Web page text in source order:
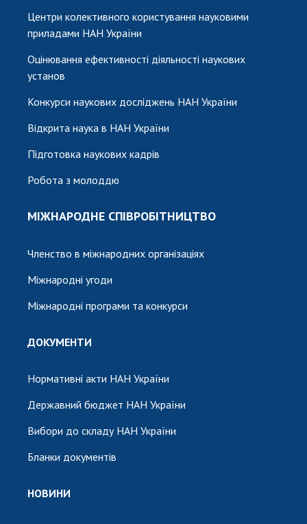
Центри колективного користування науковими
приладами НАН України
Оцінювання ефективності діяльності наукових
установ
Конкурси наукових досліджень НАН України
Відкрита наука в НАН України
Підготовка наукових кадрів
Робота з молоддю
МІЖНАРОДНЕ СПІВРОБІТНИЦТВО
Членство в міжнародних організаціях
Міжнародні угоди
Міжнародні програми та конкурси
ДОКУМЕНТИ
Нормативні акти НАН України
Державний бюджет НАН України
Вибори до складу НАН України
Бланки документів
НОВИНИ